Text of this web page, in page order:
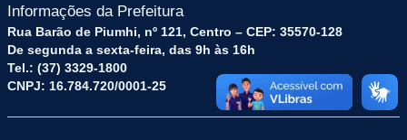
Informações da Prefeitura
Rua Barão de Piumhi, nº 121, Centro – CEP: 35570-128
De segunda a sexta-feira, das 9h às 16h
Tel.: (37) 3329-1800
CNPJ: 16.784.720/0001-25